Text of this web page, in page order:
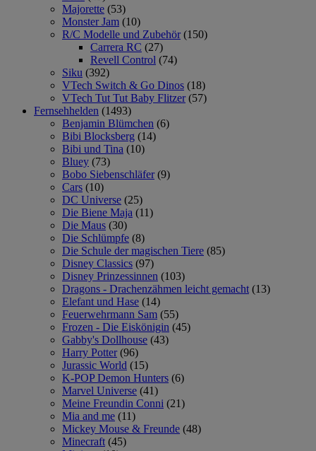
Majorette (53)
Monster Jam (10)
R/C Modelle und Zubehör (150)
Carrera RC (27)
Revell Control (74)
Siku (392)
VTech Switch & Go Dinos (18)
VTech Tut Tut Baby Flitzer (57)
Fernsehhelden (1493)
Benjamin Blümchen (6)
Bibi Blocksberg (14)
Bibi und Tina (10)
Bluey (73)
Bobo Siebenschläfer (9)
Cars (10)
DC Universe (25)
Die Biene Maja (11)
Die Maus (30)
Die Schlümpfe (8)
Die Schule der magischen Tiere (85)
Disney Classics (97)
Disney Prinzessinnen (103)
Dragons - Drachenzähmen leicht gemacht (13)
Elefant und Hase (14)
Feuerwehrmann Sam (55)
Frozen - Die Eiskönigin (45)
Gabby's Dollhouse (43)
Harry Potter (96)
Jurassic World (15)
K-POP Demon Hunters (6)
Marvel Universe (41)
Meine Freundin Conni (21)
Mia and me (11)
Mickey Mouse & Freunde (48)
Minecraft (45)